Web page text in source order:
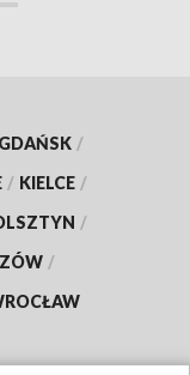
GDAŃSK /
/ KIELCE /
/
/